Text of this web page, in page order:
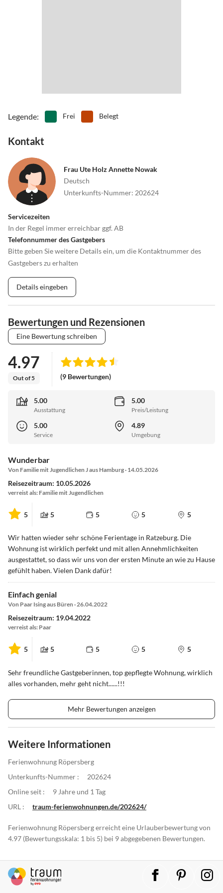
Legende: Frei Belegt
Kontakt
Frau Ute Holz Annette Nowak
Deutsch
Unterkunfts-Nummer: 202624
Servicezeiten
In der Regel immer erreichbar ggf. AB
Telefonnummer des Gastgebers
Bitte geben Sie weitere Details ein, um die Kontaktnummer des
Gastgebers zu erhalten
Details eingeben
Bewertungen und Rezensionen
Eine Bewertung schreiben
4.97
Out of 5 (9 Bewertungen)
5.00
Ausstattung
5.00
Preis/Leistung
5.00
Service
4.89
Umgebung
Wunderbar
Von Familie mit Jugendlichen J aus Hamburg · 14.05.2026
Reisezeitraum: 10.05.2026
verreist als: Familie mit Jugendlichen
5 5 5 5 5
Wir hatten wieder sehr schöne Ferientage in Ratzeburg. Die
Wohnung ist wirklich perfekt und mit allen Annehmlichkeiten
ausgestattet, so dass wir uns von der ersten Minute an wie zu Hause
gefühlt haben. Vielen Dank dafür!
Einfach genial
Von Paar Ising aus Büren · 26.04.2022
Reisezeitraum: 19.04.2022
verreist als: Paar
5 5 5 5 5
Sehr freundliche Gastgeberinnen, top gepflegte Wohnung, wirklich
alles vorhanden, mehr geht nicht......!!!
Mehr Bewertungen anzeigen
Weitere Informationen
Ferienwohnung Röpersberg
Unterkunfts-Nummer :
202624
Online seit :
9 Jahre und 1 Tag
URL :
traum-ferienwohnungen.de/202624/
Ferienwohnung Röpersberg erreicht eine Urlauberbewertung von
4.97 (Bewertungsskala: 1 bis 5) bei 9 abgegebenen Bewertungen.